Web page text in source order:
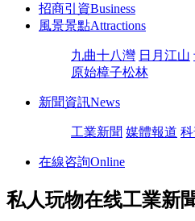
招商引資Business
風景景點Attractions
九曲十八灣 日月江山
原始樟子松林
新聞資訊News
工業新聞 媒體報道
在線咨詢Online
私人玩物在线工業新